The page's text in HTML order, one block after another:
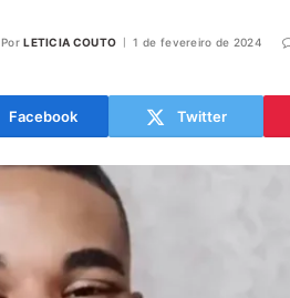
Por LETICIA COUTO 1 de fevereiro de 2024
Facebook Twitter